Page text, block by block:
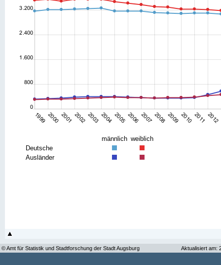
männlich weiblich
Deutsche
Ausländer
© Amt für Statistik und Stadtforschung der Stadt Augsburg Aktualisiert am: